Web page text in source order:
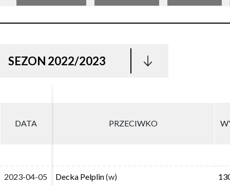
SEZON 2022/2023
DATA PRZECIWKO
2023-04-05 Decka Pelplin(w)
DATA PRZECIWKO
2023-04-05 Decka Pelplin(w)